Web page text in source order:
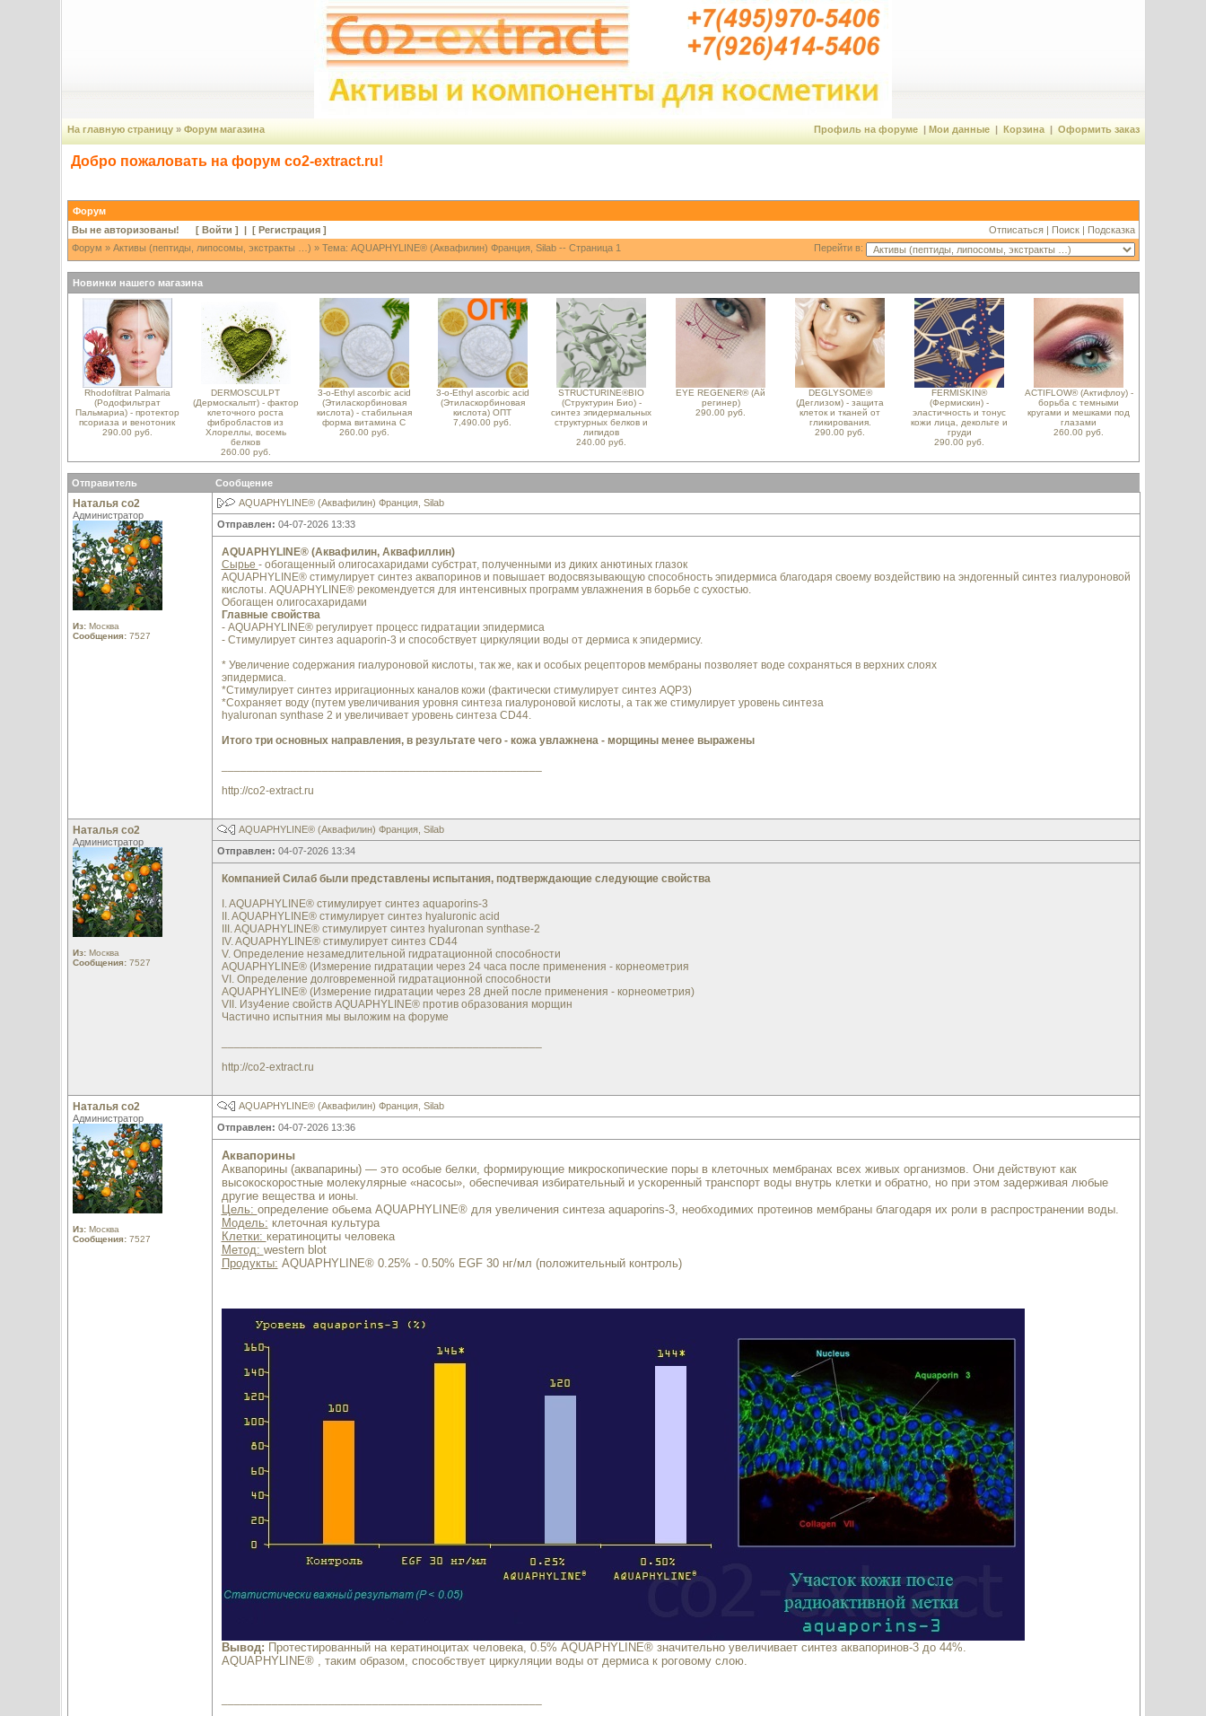
На главную страницу» Форум магазина Профиль на форуме| Мои данные| Корзина| Оформить заказ
Добро пожаловать на форум co2-extract.ru!
Форум
Вы не авторизованы! [ Войти ] | [ Регистрация] Отписаться| Поиск| Подсказка
Форум » Активы (пептиды, липосомы, экстракты …) » Тема: AQUAPHYLINE® (Аквафилин) Франция, Silab -- Страница 1 Перейти в:
Новинки нашего магазина
Rhodofiltrat Palmaria
(Родофильтрат
Пальмариа) - протектор
псориаза и венотоник
290.00 руб.
DERMOSCULPT
(Дермоскальпт) - фактор
клеточного роста
фибробластов из
Хлореллы, восемь
белков
260.00 руб.
3-o-Ethyl ascorbic acid
(Этиласкорбиновая
кислота) - стабильная
форма витамина С
260.00 руб.
3-o-Ethyl ascorbic acid
(Этиласкорбиновая
кислота) ОПТ
7,490.00 руб.
STRUCTURINE®BIO
(Структурин Био) -
синтез эпидермальных
структурных белков и
липидов
240.00 руб.
EYE REGENER® (Ай
регинер)
290.00 руб.
DEGLYSOME®
(Деглизом) - защита
клеток и тканей от
гликирования.
290.00 руб.
FERMISKIN®
(Фермискин) -
эластичность и тонус
кожи лица, декольте и
груди
290.00 руб.
ACTIFLOW® (Актифлоу) -
борьба с темными
кругами и мешками под
глазами
260.00 руб.
Отправитель Сообщение
Наталья со2
Администратор
Из:Москва
Сообщения:7527
AQUAPHYLINE® (Аквафилин) Франция, Silab
Отправлен: 04-07-2026 13:33
AQUAPHYLINE® (Аквафилин, Аквафиллин)
Сырье - обогащенный олигосахаридами субстрат, полученными из диких анютиных глазок
AQUAPHYLINE® стимулирует синтез аквапоринов и повышает водосвязывающую способность эпидермиса благодаря своему воздействию на эндогенный синтез гиалуроновой
кислоты. AQUAPHYLINE® рекомендуется для интенсивных программ увлажнения в борьбе с сухостью.
Обогащен олигосахаридами
Главные свойства
- AQUAPHYLINE® регулирует процесс гидратации эпидермиса
- Стимулирует синтез aquaporin-3 и способствует циркуляции воды от дермиса к эпидермису.
* Увеличение содержания гиалуроновой кислоты, так же, как и особых рецепторов мембраны позволяет воде сохраняться в верхних слоях
эпидермиса.
*Стимулирует синтез ирригационных каналов кожи (фактически стимулирует синтез AQP3)
*Сохраняет воду (путем увеличивания уровня синтеза гиалуроновой кислоты, а так же стимулирует уровень синтеза
hyaluronan synthase 2 и увеличивает уровень синтеза CD44.
Итого три основных направления, в результате чего - кожа увлажнена - морщины менее выражены
http://co2-extract.ru
Наталья со2
Администратор
Из:Москва
Сообщения:7527
AQUAPHYLINE® (Аквафилин) Франция, Silab
Отправлен: 04-07-2026 13:34
Компанией Силаб были представлены испытания, подтверждающие следующие свойства
I. AQUAPHYLINE® стимулирует синтез aquaporins-3
II. AQUAPHYLINE® стимулирует синтез hyaluronic acid
III. AQUAPHYLINE® стимулирует синтез hyaluronan synthase-2
IV. AQUAPHYLINE® стимулирует синтез CD44
V. Определение незамедлительной гидратационной способности
AQUAPHYLINE® (Измерение гидратации через 24 часа после применения - корнеометрия
VI. Определение долговременной гидратационной способности
AQUAPHYLINE® (Измерение гидратации через 28 дней после применения - корнеометрия)
VII. Изу4ение свойств AQUAPHYLINE® против образования морщин
Частично испытния мы выложим на форуме
http://co2-extract.ru
Наталья со2
Администратор
Из:Москва
Сообщения:7527
AQUAPHYLINE® (Аквафилин) Франция, Silab
Отправлен: 04-07-2026 13:36
Аквапорины
Аквапорины (аквапарины) — это особые белки, формирующие микроскопические поры в клеточных мембранах всех живых организмов. Они действуют как
высокоскоростные молекулярные «насосы», обеспечивая избирательный и ускоренный транспорт воды внутрь клетки и обратно, но при этом задерживая любые
другие вещества и ионы.
Цель: определение обьема AQUAPHYLINE® для увеличения синтеза aquaporins-3, необходимих протеинов мембраны благодаря их роли в распространении воды.
Модель: клеточная культура
Клетки: кератиноциты человека
Метод: western blot
Продукты: AQUAPHYLINE® 0.25% - 0.50% EGF 30 нг/мл (положительный контроль)
Вывод: Протестированный на кератиноцитах человека, 0.5% AQUAPHYLINE® значительно увеличивает синтез аквапоринов-3 до 44%.
AQUAPHYLINE® , таким образом, способствует циркуляции воды от дермиса к роговому слою.